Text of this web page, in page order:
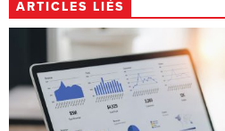
ARTICLES LIÉS